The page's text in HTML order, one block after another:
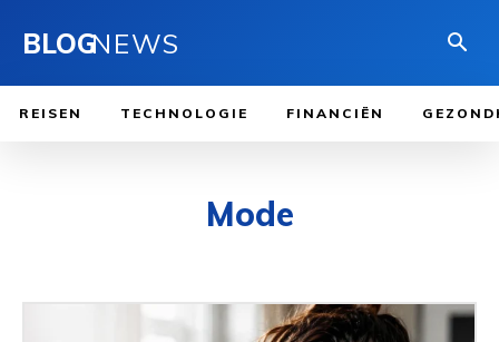
BLOGNEWS
REISEN TECHNOLOGIE FINANCIËN
Mode